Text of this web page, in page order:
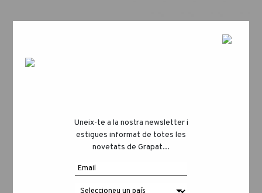
Uneix-te a la nostra newsletter i
estigues informat de totes les
novetats de Grapat...